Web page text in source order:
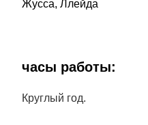
Жусса, Ллейда
часы работы:
Круглый год.